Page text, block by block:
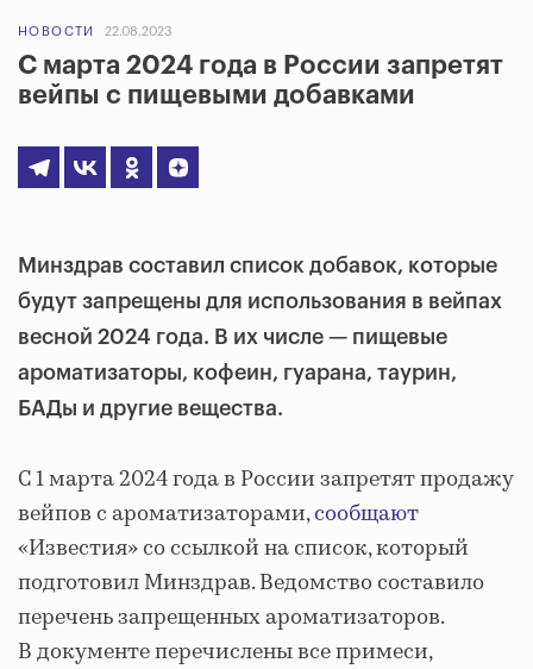
НОВОСТИ 22.08.2023
С марта 2024 года в России запретят
вейпы с пищевыми добавками
Минздрав составил список добавок, которые
будут запрещены для использования в вейпах
весной 2024 года. В их числе — пищевые
ароматизаторы, кофеин, гуарана, таурин,
БАДы и другие вещества.
С 1 марта 2024 года в России запретят продажу
вейпов с ароматизаторами,сообщают
«Известия» со ссылкой на список, который
подготовил Минздрав. Ведомство составило
перечень запрещенных ароматизаторов.
В документе перечислены все примеси,